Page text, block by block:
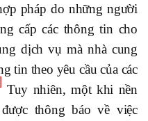
pháp do những người
cấp các thông tin cho
dịch vụ mà nhà cung
tin theo yêu cầu của các
Tuy nhiên, một khi nền
thông báo về việc